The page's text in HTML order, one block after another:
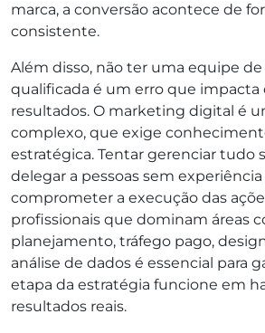
marca, a conversão acontece de
consistente.
Além disso, não ter uma equipe
qualificada é um erro que
resultados. O marketing digital é
complexo, que exige
estratégica. Tentar gerenciar tudo
delegar a pessoas sem
comprometer a execução das
profissionais que dominam áreas
planejamento, tráfego pago,
análise de dados é essencial para
etapa da estratégia funcione em
resultados reais.